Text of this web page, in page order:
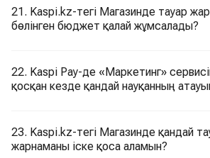
21. Kaspi.kz-тегі Магазинде тауар
бөлінген бюджет қалай жұмсалады?
22. Kaspi Pay-де «Маркетинг»
қосқан кезде қандай науқанның
23. Kaspi.kz-тегі Магазинде қандай
жарнаманы іске қоса аламын?